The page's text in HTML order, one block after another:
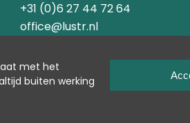
met het
buiten werking
+31 (0)6 27 44 72 64
office@lustr.nl